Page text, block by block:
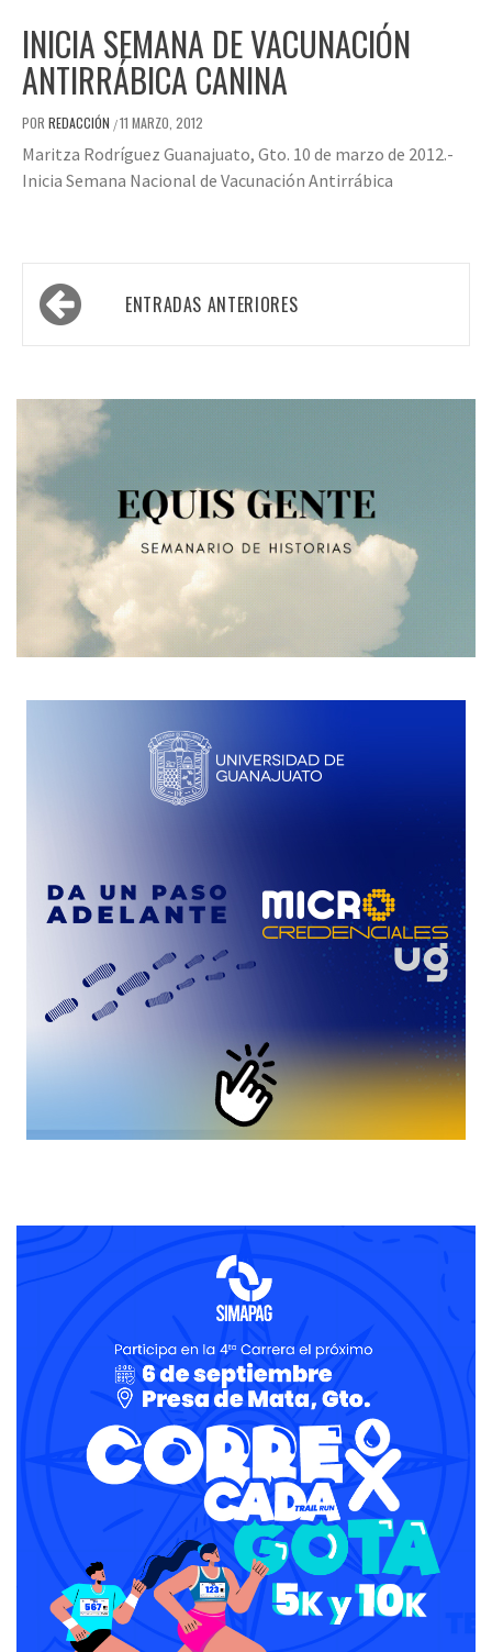
INICIA SEMANA DE VACUNACIÓN
ANTIRRÁBICA CANINA
POR REDACCIÓN /11 MARZO, 2012
Maritza Rodríguez Guanajuato, Gto. 10 de marzo de 2012.-
Inicia Semana Nacional de Vacunación Antirrábica
Navegación
de ENTRADAS ANTERIORES